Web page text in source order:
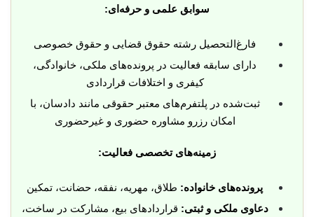
سوابق علمی و حرفه‌ای:
فارغ‌التحصیل رشته حقوق قضایی و حقوق خصوصی
دارای سابقه فعالیت در پرونده‌های ملکی، خانوادگی،
کیفری و اختلافات قراردادی
ثبت‌شده در پلتفرم‌های معتبر حقوقی مانند دادسان، با
امکان رزرو مشاوره حضوری و غیرحضوری
زمینه‌های تخصصی فعالیت:
پرونده‌های خانواده: طلاق، مهریه، نفقه، حضانت، تمکین
دعاوی ملکی و ثبتی: قراردادهای بیع، مشارکت در ساخت،